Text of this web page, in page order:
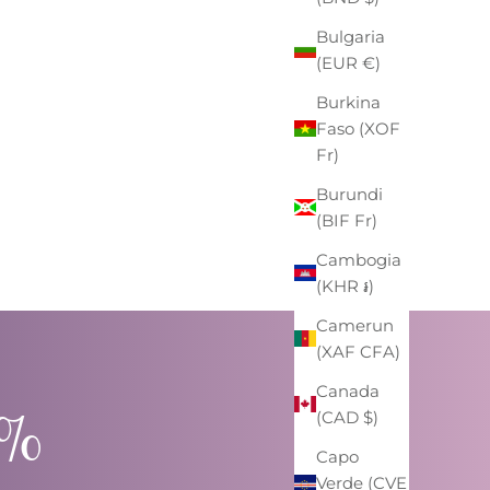
Bulgaria
(EUR €)
Burkina
Faso (XOF
Fr)
Burundi
(BIF Fr)
Cambogia
(KHR ៛)
Camerun
(XAF CFA)
Canada
(CAD $)
Capo
Verde (CVE